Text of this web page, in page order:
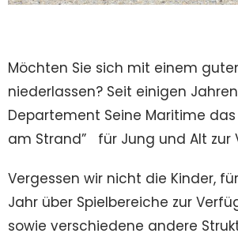
Möchten Sie sich mit einem
niederlassen? Seit einigen
Departement Seine Maritime das
am Strand” für Jung und Alt zur
Vergessen wir nicht die Kinder,
Jahr über Spielbereiche zur
sowie verschiedene andere